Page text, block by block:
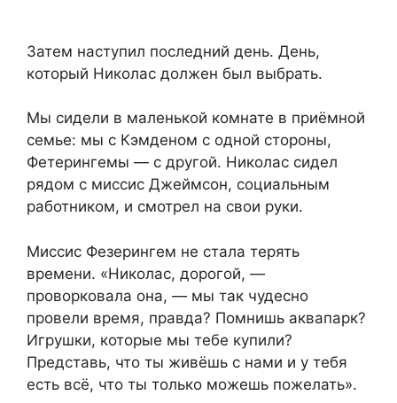
Затем наступил последний день. День,
который Николас должен был выбрать.
Мы сидели в маленькой комнате в приёмной
семье: мы с Кэмденом с одной стороны,
Фетерингемы — с другой. Николас сидел
рядом с миссис Джеймсон, социальным
работником, и смотрел на свои руки.
Миссис Фезерингем не стала терять
времени. «Николас, дорогой, —
проворковала она, — мы так чудесно
провели время, правда? Помнишь аквапарк?
Игрушки, которые мы тебе купили?
Представь, что ты живёшь с нами и у тебя
есть всё, что ты только можешь пожелать».